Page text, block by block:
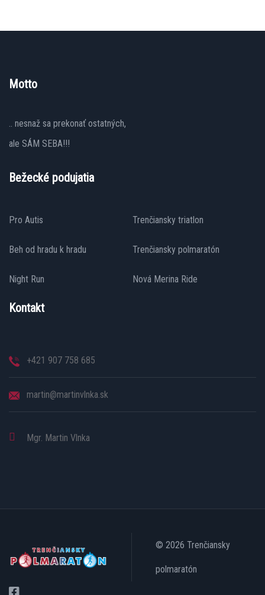
Motto
.. nesnaž sa prekonať ostatných,
ale SÁM SEBA!!!
Bežecké podujatia
Pro Autis Trenčiansky triatlon
Beh od hradu k hradu Trenčiansky polmaratón
Night Run Nová Merina Ride
Kontakt
+421 907 758 685
martin@martinvlnka.sk
Mgr. Martin Vlnka
© 2026 Trenčiansky
polmaratón